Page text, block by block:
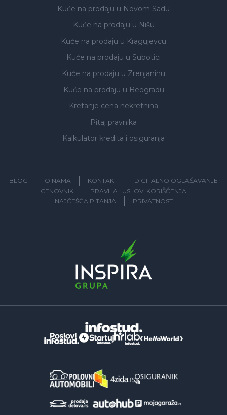
Kuće na prodaju u Novom Sadu
Kuće na prodaju u Nišu
Kuće na prodaju u Kragujevcu
Kuće na prodaju u Subotici
Kuće na prodaju u Zrenjaninu
Kuće na prodaju u Beogradu
Kretanje cena nekretnina
Pitaj pravnika
Kalkulator kredita i osiguranja
BLOG O NAMA KONTAKT
DIGITALNO OGLAŠAVANJE
CENOVNIK
PRAVILA I USLOVI KORIŠĆENJA
NAJČEŠĆA PITANJA
PRIVATNOST